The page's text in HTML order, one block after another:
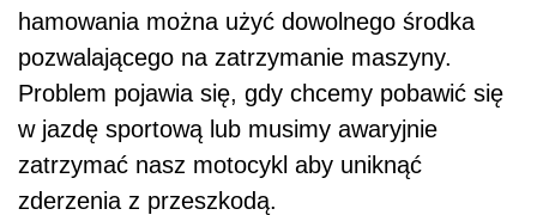
hamowania można użyć dowolnego środka
pozwalającego na zatrzymanie maszyny.
Problem pojawia się, gdy chcemy pobawić się
w jazdę sportową lub musimy awaryjnie
zatrzymać nasz motocykl aby uniknąć
zderzenia z przeszkodą.